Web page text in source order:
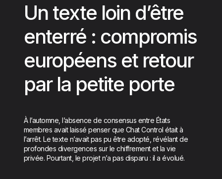
Un texte loin d’être
enterré : compromis
européens et retour
par la petite porte
À l’automne, l’absence de consensus entre États
membres avait laissé penser que Chat Control était à
l’arrêt. Le texte n’avait pas pu être adopté, révélant de
profondes divergences sur le chiffrement et la vie
privée. Pourtant, le projet n’a pas disparu : il a évolué.